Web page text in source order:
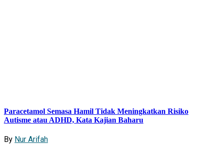
Paracetamol Semasa Hamil Tidak Meningkatkan Risiko
Autisme atau ADHD, Kata Kajian Baharu
By Nur Arifah